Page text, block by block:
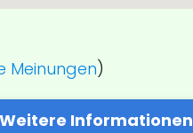
Meinungen)
Weitere Informationen